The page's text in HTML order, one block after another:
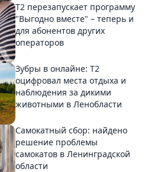
Т2 перезапускает программу
"Выгодно вместе" – теперь и
для абонентов других
операторов
Зубры в онлайне: Т2
оцифровал места отдыха и
наблюдения за дикими
животными в Ленобласти
Самокатный сбор: найдено
решение проблемы
самокатов в Ленинградской
области